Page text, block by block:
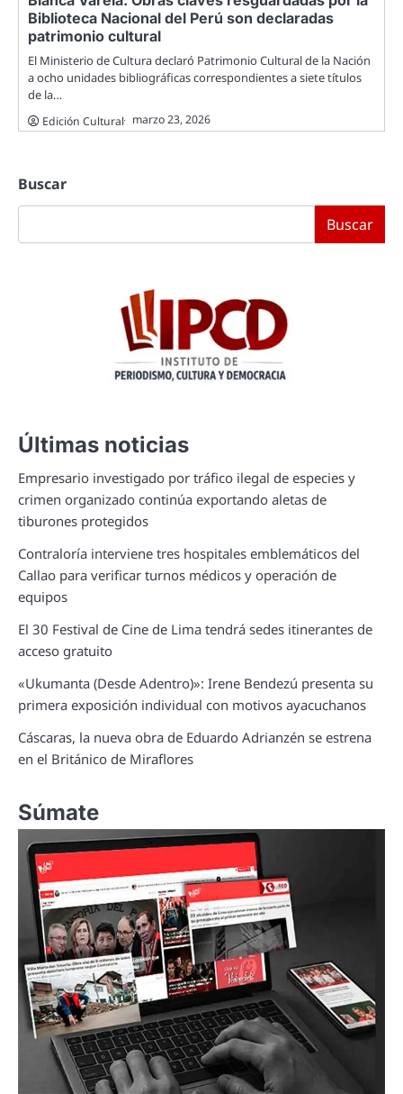
Biblioteca Nacional del Perú son declaradas
patrimonio cultural
El Ministerio de Cultura declaró Patrimonio Cultural de la Nación
a ocho unidades bibliográficas correspondientes a siete títulos
de la…
Edición Cultural marzo 23, 2026
Buscar
Buscar
Últimas noticias
Empresario investigado por tráfico ilegal de especies y
crimen organizado continúa exportando aletas de
tiburones protegidos
Contraloría interviene tres hospitales emblemáticos del
Callao para verificar turnos médicos y operación de
equipos
El 30 Festival de Cine de Lima tendrá sedes itinerantes de
acceso gratuito
«Ukumanta (Desde Adentro)»: Irene Bendezú presenta su
primera exposición individual con motivos ayacuchanos
Cáscaras, la nueva obra de Eduardo Adrianzén se estrena
en el Británico de Miraflores
Súmate